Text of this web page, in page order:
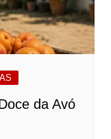
da Avó